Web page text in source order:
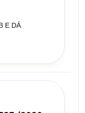
E DÁ